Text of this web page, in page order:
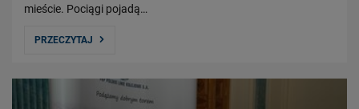
mieście. Pociągi pojadą…
PRZECZYTAJ